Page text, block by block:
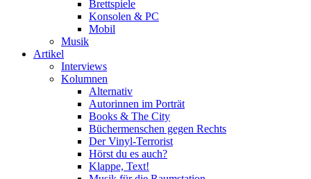
Brettspiele
Konsolen & PC
Mobil
Musik
Artikel
Interviews
Kolumnen
Alternativ
Autorinnen im Porträt
Books & The City
Büchermenschen gegen Rechts
Der Vinyl-Terrorist
Hörst du es auch?
Klappe, Text!